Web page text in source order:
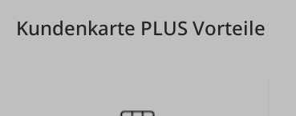
Kundenkarte PLUS Vorteile